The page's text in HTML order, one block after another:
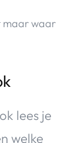
maar waar
lees je
welke